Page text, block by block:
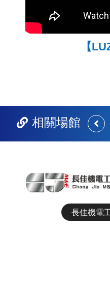
【
相關場館
前
長佳機電